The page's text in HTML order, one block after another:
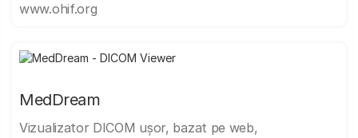
www.ohif.org
MedDream
Vizualizator DICOM ușor, bazat pe web,